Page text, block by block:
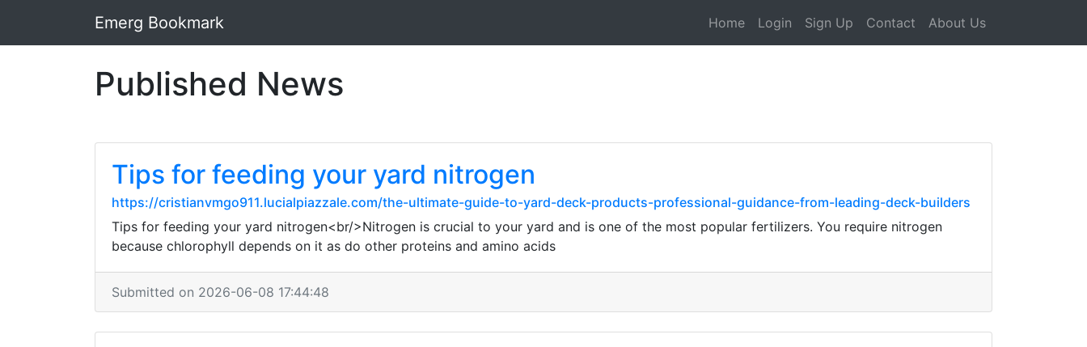
Emerg Bookmark Home Login Sign Up Contact About Us
Published News
Tips for feeding your yard nitrogen
https://cristianvmgo911.lucialpiazzale.com/the-ultimate-guide-to-yard-deck-products-professional-guidance-from-leading-deck-builders
Tips for feeding your yard nitrogen<br/>Nitrogen is crucial to your yard and is one of the most popular fertilizers. You require nitrogen
because chlorophyll depends on it as do other proteins and amino acids
Submitted on 2026-06-08 17:44:48